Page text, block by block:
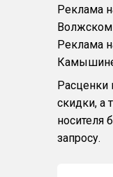
Реклама
Волжском
Реклама
скидки, а
носителя
запросу.